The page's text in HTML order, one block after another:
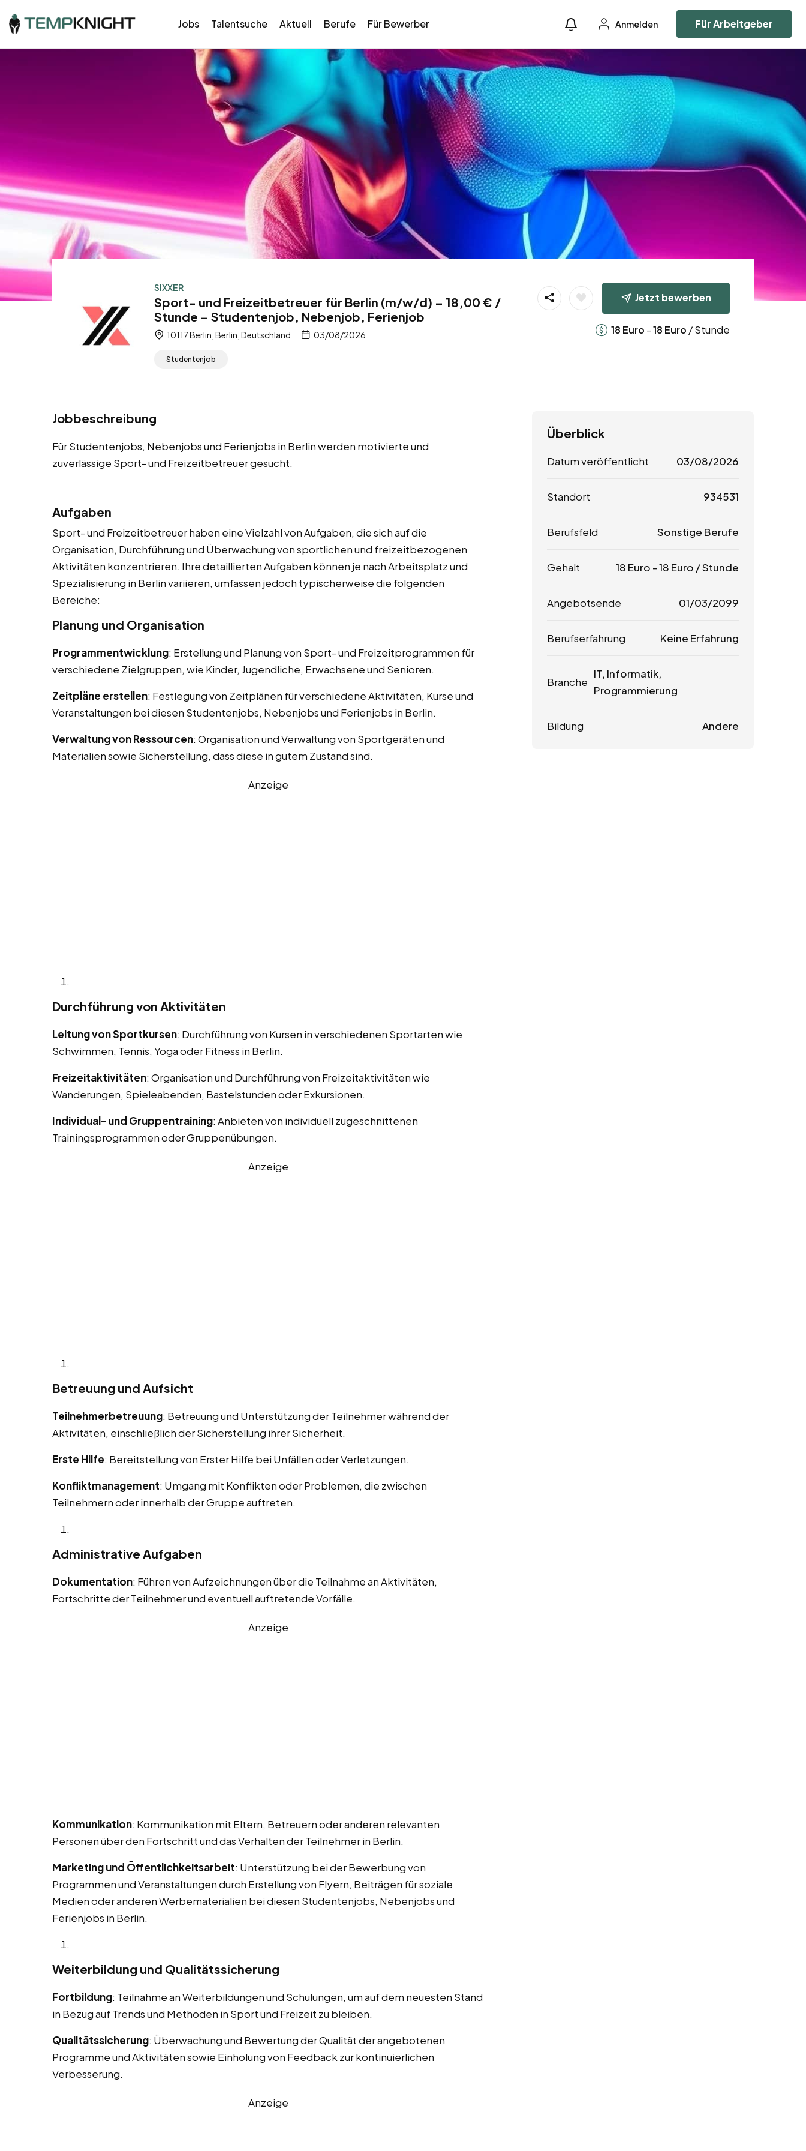
Jobs Talentsuche Aktuell Berufe Für Bewerber Anmelden Für Arbeitgeber
SIXXER
Sport- und Freizeitbetreuer für Berlin (m/w/d) – 18,00 € /
Stunde – Studentenjob, Nebenjob, Ferienjob
10117 Berlin, Berlin, Deutschland 03/08/2026
Studentenjob
Jetzt bewerben
18 Euro -18 Euro / Stunde
Jobbeschreibung
Für Studentenjobs, Nebenjobs und Ferienjobs in Berlin werden motivierte und
zuverlässige Sport- und Freizeitbetreuer gesucht.
Aufgaben
Sport- und Freizeitbetreuer haben eine Vielzahl von Aufgaben, die sich auf die
Organisation, Durchführung und Überwachung von sportlichen und freizeitbezogenen
Aktivitäten konzentrieren. Ihre detaillierten Aufgaben können je nach Arbeitsplatz und
Spezialisierung in Berlin variieren, umfassen jedoch typischerweise die folgenden
Bereiche:
Planung und Organisation
Programmentwicklung: Erstellung und Planung von Sport- und Freizeitprogrammen für
verschiedene Zielgruppen, wie Kinder, Jugendliche, Erwachsene und Senioren.
Zeitpläne erstellen: Festlegung von Zeitplänen für verschiedene Aktivitäten, Kurse und
Veranstaltungen bei diesen Studentenjobs, Nebenjobs und Ferienjobs in Berlin.
Verwaltung von Ressourcen: Organisation und Verwaltung von Sportgeräten und
Materialien sowie Sicherstellung, dass diese in gutem Zustand sind.
Anzeige
Durchführung von Aktivitäten
Leitung von Sportkursen: Durchführung von Kursen in verschiedenen Sportarten wie
Schwimmen, Tennis, Yoga oder Fitness in Berlin.
Freizeitaktivitäten: Organisation und Durchführung von Freizeitaktivitäten wie
Wanderungen, Spieleabenden, Bastelstunden oder Exkursionen.
Individual- und Gruppentraining: Anbieten von individuell zugeschnittenen
Trainingsprogrammen oder Gruppenübungen.
Anzeige
Betreuung und Aufsicht
Teilnehmerbetreuung: Betreuung und Unterstützung der Teilnehmer während der
Aktivitäten, einschließlich der Sicherstellung ihrer Sicherheit.
Erste Hilfe: Bereitstellung von Erster Hilfe bei Unfällen oder Verletzungen.
Konfliktmanagement: Umgang mit Konflikten oder Problemen, die zwischen
Teilnehmern oder innerhalb der Gruppe auftreten.
Administrative Aufgaben
Dokumentation: Führen von Aufzeichnungen über die Teilnahme an Aktivitäten,
Fortschritte der Teilnehmer und eventuell auftretende Vorfälle.
Anzeige
Kommunikation: Kommunikation mit Eltern, Betreuern oder anderen relevanten
Personen über den Fortschritt und das Verhalten der Teilnehmer in Berlin.
Marketing und Öffentlichkeitsarbeit: Unterstützung bei der Bewerbung von
Programmen und Veranstaltungen durch Erstellung von Flyern, Beiträgen für soziale
Medien oder anderen Werbematerialien bei diesen Studentenjobs, Nebenjobs und
Ferienjobs in Berlin.
Weiterbildung und Qualitätssicherung
Fortbildung: Teilnahme an Weiterbildungen und Schulungen, um auf dem neuesten Stand
in Bezug auf Trends und Methoden in Sport und Freizeit zu bleiben.
Qualitätssicherung: Überwachung und Bewertung der Qualität der angebotenen
Programme und Aktivitäten sowie Einholung von Feedback zur kontinuierlichen
Verbesserung.
Anzeige
Überblick
Datum veröffentlicht 03/08/2026
Standort 934531
Berufsfeld Sonstige Berufe
Gehalt 18 Euro -18 Euro / Stunde
Angebotsende 01/03/2099
Berufserfahrung Keine Erfahrung
Branche
IT, Informatik,
Programmierung
Bildung Andere